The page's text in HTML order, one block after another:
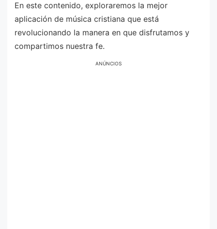
En este contenido, exploraremos la mejor
aplicación de música cristiana que está
revolucionando la manera en que disfrutamos y
compartimos nuestra fe.
ANÚNCIOS